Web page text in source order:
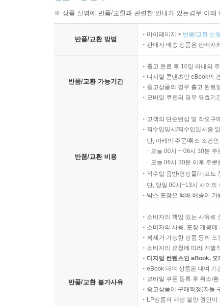
※ 상품 설명에 반품/교환과 관련한 안내가 있는경우 아
반품/교환 방법
마이페이지 > 반품/교환 신
판매자 배송 상품은 판매자
반품/교환 가능기간
출고 완료 후 10일 이내의
디지털 콘텐츠인 eBook의
중고상품의 경우 출고 완료
모바일 쿠폰의 경우 유효기
반품/교환 비용
고객의 단순변심 및 착오구
직수입양서/직수입일서중
단, 아래의 주문/취소 조건
오늘 00시 ~ 06시 30분
오늘 06시 30분 이후 주
직수입 음반/영상물/기프트
단, 당일 00시~13시 사이의
박스 포장은 택배 배송이
반품/교환 불가사유
소비자의 책임 있는 사유로
소비자의 사용, 포장 개봉
복제가 가능한 상품 등의
소비자의 요청에 따라 개별
디지털 컨텐츠인 eBook,
eBook 대여 상품은 대여 기
모바일 쿠폰 등록 후 취소/
중고상품이 구매확정(자동
LP상품의 재생 불량 원인